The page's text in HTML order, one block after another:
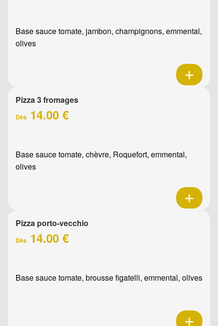
Base sauce tomate, jambon, champignons, emmental,
olives
Pizza 3 fromages
Dès 14.00 €
Base sauce tomate, chèvre, Roquefort, emmental,
olives
Pizza porto-vecchio
Dès 14.00 €
Base sauce tomate, brousse figatelli, emmental, olives